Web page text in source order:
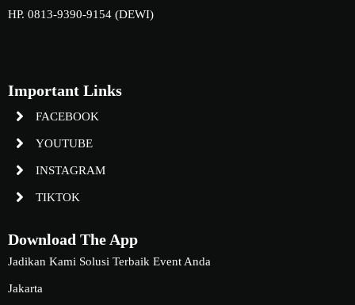
HP. 0813-9390-9154 (DEWI)
Important Links
FACEBOOK
YOUTUBE
INSTAGRAM
TIKTOK
Download The App
Jadikan Kami Solusi Terbaik Event Anda
Jakarta